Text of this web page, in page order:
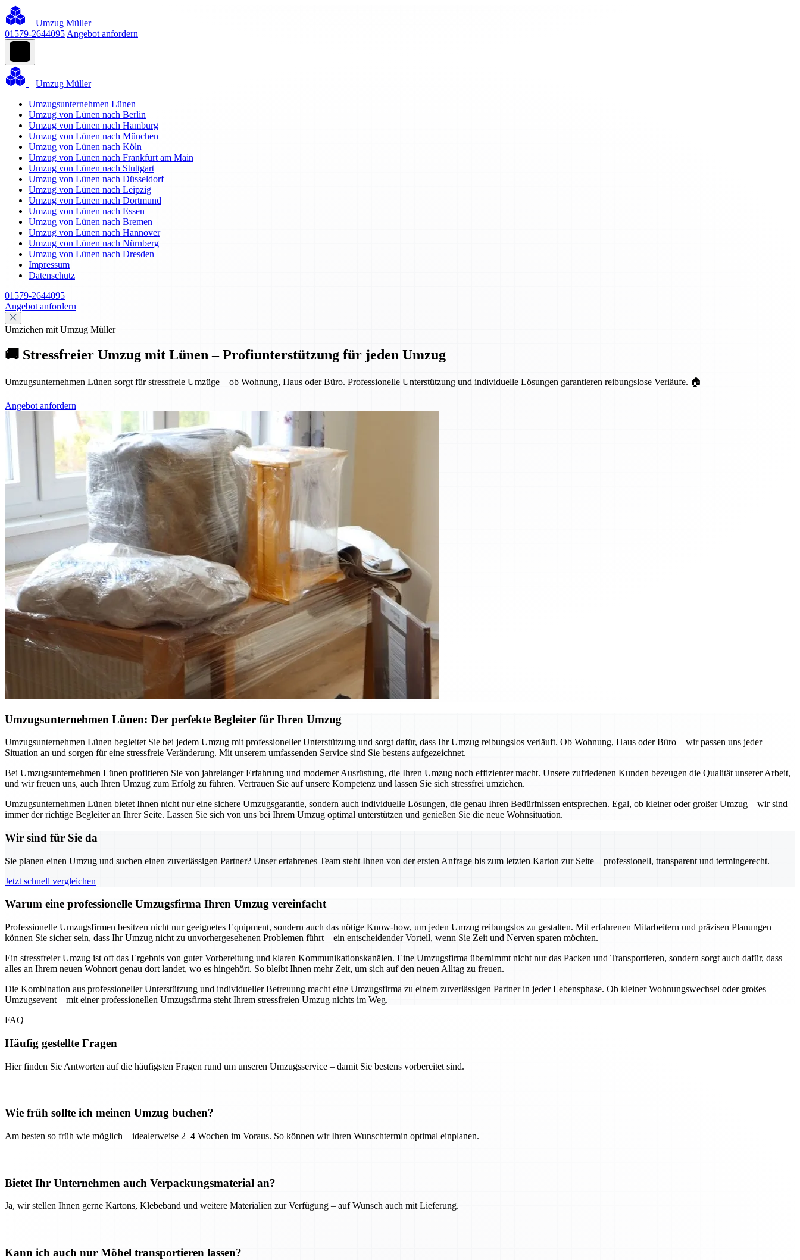
Umzug Müller
01579-2644095 Angebot anfordern
Umzug Müller
Umzugsunternehmen Lünen
Umzug von Lünen nach Berlin
Umzug von Lünen nach Hamburg
Umzug von Lünen nach München
Umzug von Lünen nach Köln
Umzug von Lünen nach Frankfurt am Main
Umzug von Lünen nach Stuttgart
Umzug von Lünen nach Düsseldorf
Umzug von Lünen nach Leipzig
Umzug von Lünen nach Dortmund
Umzug von Lünen nach Essen
Umzug von Lünen nach Bremen
Umzug von Lünen nach Hannover
Umzug von Lünen nach Nürnberg
Umzug von Lünen nach Dresden
Impressum
Datenschutz
01579-2644095
Angebot anfordern
Umziehen mit Umzug Müller
🚚 Stressfreier Umzug mit Lünen – Profiunterstützung für jeden Umzug
Umzugsunternehmen Lünen sorgt für stressfreie Umzüge – ob Wohnung, Haus oder Büro. Professionelle Unterstützung und individuelle Lösungen garantieren reibungslose Verläufe. 🏠
Angebot anfordern
Umzugsunternehmen Lünen: Der perfekte Begleiter für Ihren Umzug
Umzugsunternehmen Lünen begleitet Sie bei jedem Umzug mit professioneller Unterstützung und sorgt dafür, dass Ihr Umzug reibungslos verläuft. Ob Wohnung, Haus oder Büro – wir passen uns jeder
Situation an und sorgen für eine stressfreie Veränderung. Mit unserem umfassenden Service sind Sie bestens aufgezeichnet.
Bei Umzugsunternehmen Lünen profitieren Sie von jahrelanger Erfahrung und moderner Ausrüstung, die Ihren Umzug noch effizienter macht. Unsere zufriedenen Kunden bezeugen die Qualität unserer Arbeit,
und wir freuen uns, auch Ihren Umzug zum Erfolg zu führen. Vertrauen Sie auf unsere Kompetenz und lassen Sie sich stressfrei umziehen.
Umzugsunternehmen Lünen bietet Ihnen nicht nur eine sichere Umzugsgarantie, sondern auch individuelle Lösungen, die genau Ihren Bedürfnissen entsprechen. Egal, ob kleiner oder großer Umzug – wir sind
immer der richtige Begleiter an Ihrer Seite. Lassen Sie sich von uns bei Ihrem Umzug optimal unterstützen und genießen Sie die neue Wohnsituation.
Wir sind für Sie da
Sie planen einen Umzug und suchen einen zuverlässigen Partner? Unser erfahrenes Team steht Ihnen von der ersten Anfrage bis zum letzten Karton zur Seite – professionell, transparent und termingerecht.
Jetzt schnell vergleichen
Warum eine professionelle Umzugsfirma Ihren Umzug vereinfacht
Professionelle Umzugsfirmen besitzen nicht nur geeignetes Equipment, sondern auch das nötige Know-how, um jeden Umzug reibungslos zu gestalten. Mit erfahrenen Mitarbeitern und präzisen Planungen
können Sie sicher sein, dass Ihr Umzug nicht zu unvorhergesehenen Problemen führt – ein entscheidender Vorteil, wenn Sie Zeit und Nerven sparen möchten.
Ein stressfreier Umzug ist oft das Ergebnis von guter Vorbereitung und klaren Kommunikationskanälen. Eine Umzugsfirma übernimmt nicht nur das Packen und Transportieren, sondern sorgt auch dafür, dass
alles an Ihrem neuen Wohnort genau dort landet, wo es hingehört. So bleibt Ihnen mehr Zeit, um sich auf den neuen Alltag zu freuen.
Die Kombination aus professioneller Unterstützung und individueller Betreuung macht eine Umzugsfirma zu einem zuverlässigen Partner in jeder Lebensphase. Ob kleiner Wohnungswechsel oder großes
Umzugsevent – mit einer professionellen Umzugsfirma steht Ihrem stressfreien Umzug nichts im Weg.
FAQ
Häufig gestellte Fragen
Hier finden Sie Antworten auf die häufigsten Fragen rund um unseren Umzugsservice – damit Sie bestens vorbereitet sind.
Wie früh sollte ich meinen Umzug buchen?
Am besten so früh wie möglich – idealerweise 2–4 Wochen im Voraus. So können wir Ihren Wunschtermin optimal einplanen.
Bietet Ihr Unternehmen auch Verpackungsmaterial an?
Ja, wir stellen Ihnen gerne Kartons, Klebeband und weitere Materialien zur Verfügung – auf Wunsch auch mit Lieferung.
Kann ich auch nur Möbel transportieren lassen?